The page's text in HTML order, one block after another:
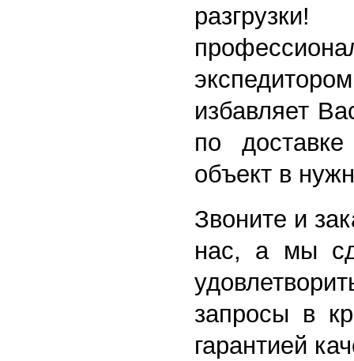
избавляет
по
объект в
Звоните и
нас, а мы
запросы в
гарантией